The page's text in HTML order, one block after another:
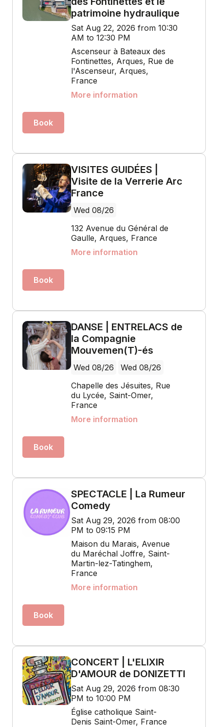
patrimoine hydraulique
Sat Aug 22, 2026 from 10:30
AM to 12:30 PM
Ascenseur à Bateaux des
Fontinettes, Arques, Rue de
l'Ascenseur, Arques,
France
More information
Book
VISITES GUIDÉES |
Visite de la Verrerie Arc
France
Wed 08/26
132 Avenue du Général de
Gaulle, Arques, France
More information
Book
DANSE | ENTRELACS de
la Compagnie
Mouvemen(T)-és
Wed 08/26
Wed 08/26
Chapelle des Jésuites, Rue
du Lycée, Saint-Omer,
France
More information
Book
SPECTACLE | La Rumeur
Comedy
Sat Aug 29, 2026 from 08:00
PM to 09:15 PM
Maison du Marais, Avenue
du Maréchal Joffre, Saint-
Martin-lez-Tatinghem,
France
More information
Book
CONCERT | L'ELIXIR
D'AMOUR de DONIZETTI
Sat Aug 29, 2026 from 08:30
PM to 10:00 PM
Église catholique Saint-
Denis Saint-Omer, France